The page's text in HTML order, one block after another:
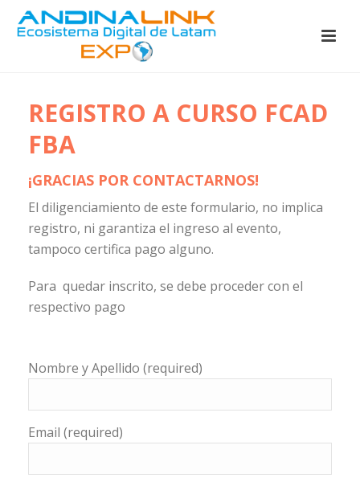
REGISTRO A CURSO FCAD
FBA
¡GRACIAS POR CONTACTARNOS!
El diligenciamiento de este formulario, no implica
registro, ni garantiza el ingreso al evento,
tampoco certifica pago alguno.
Para quedar inscrito, se debe proceder con el
respectivo pago
Nombre y Apellido (required)
Email (required)